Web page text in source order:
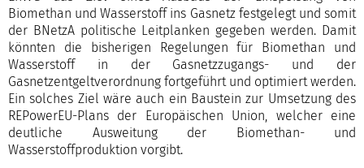
Biomethan und Wasserstoff ins Gasnetz festgelegt und somit
der BNetzA politische Leitplanken gegeben werden. Damit
könnten die bisherigen Regelungen für Biomethan und
Wasserstoff in der Gasnetzzugangs- und der
Gasnetzentgeltverordnung fortgeführt und optimiert werden.
Ein solches Ziel wäre auch ein Baustein zur Umsetzung des
REPowerEU-Plans der Europäischen Union, welcher eine
deutliche Ausweitung der Biomethan- und
Wasserstoffproduktion vorgibt.